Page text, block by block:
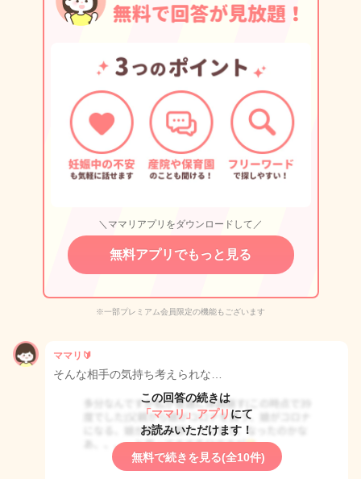
＼ママリアプリをダウンロードして／
無料アプリでもっと見る
※一部プレミアム会員限定の機能もございます
ママリ🔰
そんな相手の気持ち考えられな…
この回答の続きは
「ママリ」アプリ にて
お読みいただけます！
無料で続きを見る(全10件)